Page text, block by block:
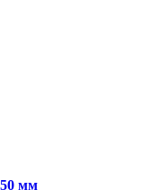
50 мм